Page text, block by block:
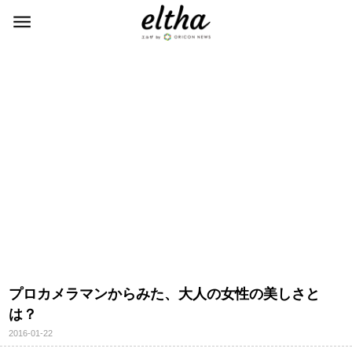
プロカメラマンからみた、大人の女性の美しさと
は？
2016-01-22